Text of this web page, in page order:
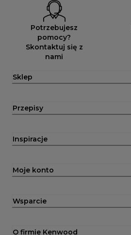
Potrzebujesz
pomocy?
Skontaktuj się z
nami
Sklep
Przepisy
Inspiracje
Moje konto
Wsparcie
O firmie Kenwood